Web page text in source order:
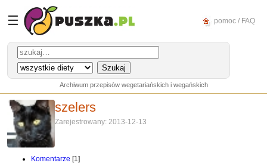
☰ pomoc / FAQ
Archiwum przepisów wegetariańskich i wegańskich
szelers
Zarejestrowany: 2013-12-13
Komentarze [1]